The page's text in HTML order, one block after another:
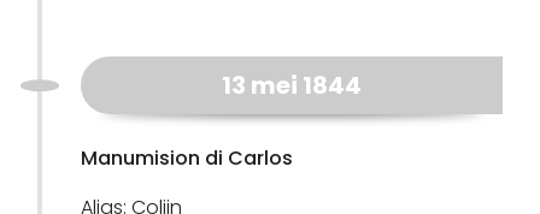
13 mei 1844
Manumision di Carlos
Alias: Colijn